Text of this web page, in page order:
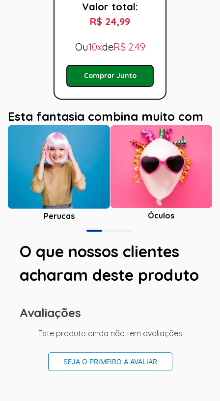
Valor total:
R$ 24,99
Ou10xdeR$ 2.49
Comprar Junto
Esta fantasia combina muito com
Perucas Óculos
O que nossos clientes
acharam deste produto
Avaliações
Este produto ainda não tem avaliações
SEJA O PRIMEIRO A AVALIAR